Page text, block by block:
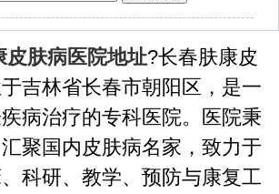
皮肤病医院地址?长春肤康皮
吉林省长春市朝阳区，是一
病治疗的专科医院。医院秉
聚国内皮肤病名家，致力于
科研、教学、预防与康复工